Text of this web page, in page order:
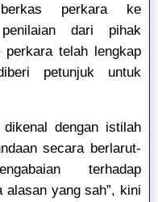
perkara ke
dari pihak
perkara telah lengkap
petunjuk untuk
dengan istilah
secara berlarut-
terhadap
alasan yang sah”, kini